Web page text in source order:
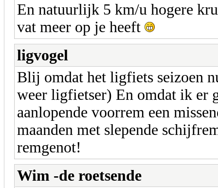
En natuurlijk 5 km/u hogere
vat meer op je heeft
ligvogel
Blij omdat het ligfiets seizoen
weer ligfietser) En omdat ik er
aanlopende voorrem een
maanden met slepende
remgenot!
Wim -de roetsende